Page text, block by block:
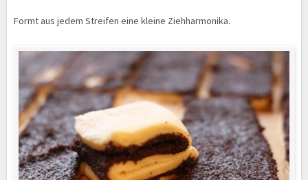
Formt aus jedem Streifen eine kleine Ziehharmonika.